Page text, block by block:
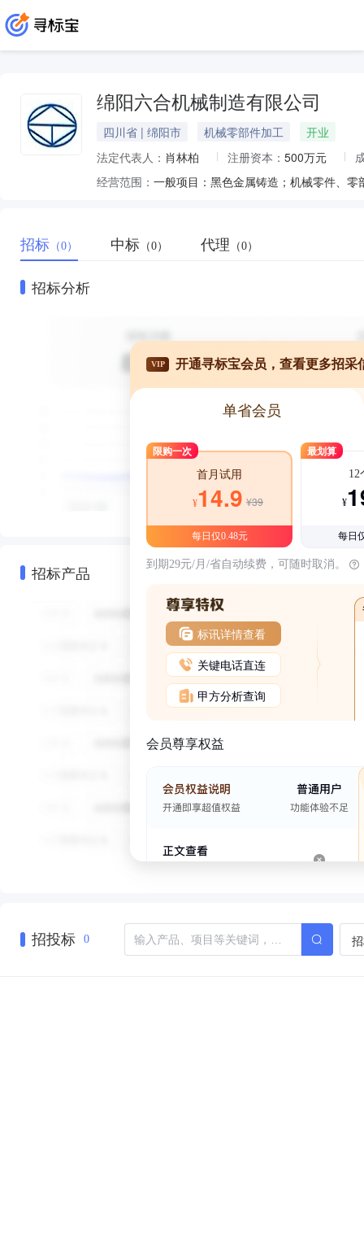
绵阳六合机械制造有限公司
四川省 | 绵阳市 机械零部件加工
开业
法定代表人： 肖林柏 注册资本： 500万元
经营范围：
招标 （0） 中标 （0） 代理 （0）
招标分析
招标产品
VIP 开通寻标宝会员，查看更多招采
单省会员
限购一次
首月试用
¥14.9 ¥39
每日仅0.48元
最划算
12
¥
每日
到期29元/月/省自动续费，可随时取消。
标讯详情查看
关键电话直连
甲方分析查询
会员尊享权益
招投标 0